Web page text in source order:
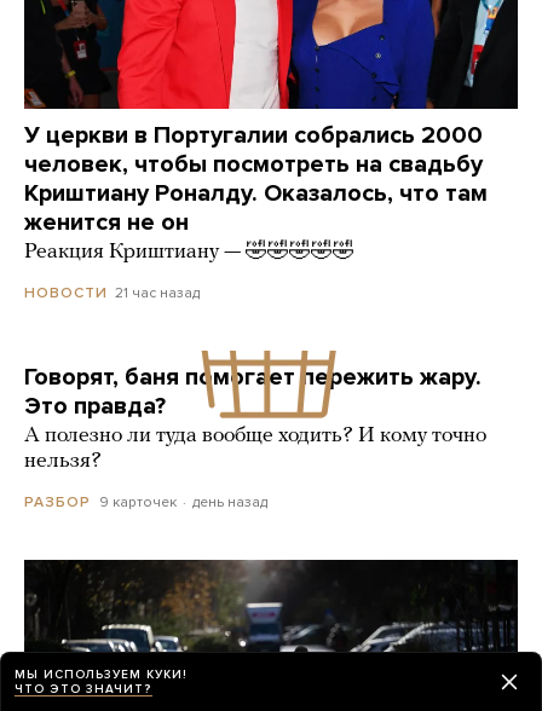
У церкви в Португалии собрались 2000
человек, чтобы посмотреть на свадьбу
Криштиану Роналду. Оказалось, что там
женится не он
Реакция Криштиану — 🤣🤣🤣🤣🤣
НОВОСТИ 21 час назад
Говорят, баня помогает пережить жару.
Это правда?
А полезно ли туда вообще ходить? И кому точно
нельзя?
РАЗБОР 9 карточек день назад
МЫ ИСПОЛЬЗУЕМ КУКИ!
ЧТО ЭТО ЗНАЧИТ?